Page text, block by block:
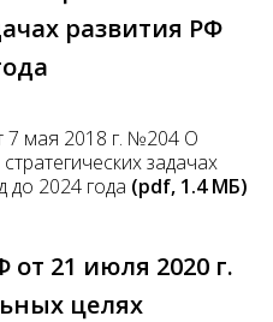
развития РФ
7 мая 2018 г. №204 О
задачах
до 2024 года (pdf, 1.4 MБ)
21 июля 2020 г.
целях